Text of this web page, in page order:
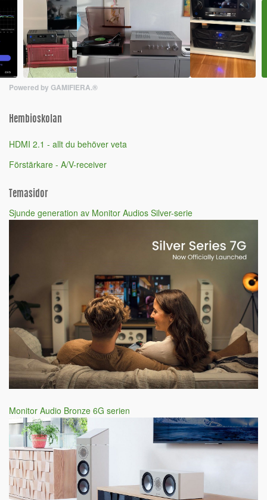
Powered by GAMIFIERA.®
Hembioskolan
HDMI 2.1 - allt du behöver veta
Förstärkare - A/V-receiver
Temasidor
Sjunde generation av Monitor Audios Silver-serie
Monitor Audio Bronze 6G serien